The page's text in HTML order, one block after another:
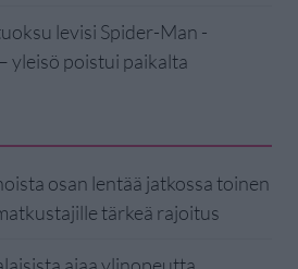
levisi Spider-Man -
yleisö poistui paikalta
osan lentää jatkossa toinen
tärkeä rajoitus